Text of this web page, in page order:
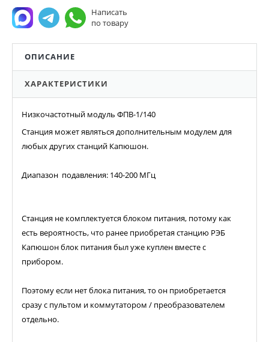
Написать
по товару
ОПИСАНИЕ
ХАРАКТЕРИСТИКИ
Низкочастотный модуль ФПВ-1/140
Станция может являться дополнительным модулем для
любых других станций Капюшон.
Диапазон подавления: 140-200 МГц
Станция не комплектуется блоком питания, потому как
есть вероятность, что ранее приобретая станцию РЭБ
Капюшон блок питания был уже куплен вместе с
прибором.
Поэтому если нет блока питания, то он приобретается
сразу с пультом и коммутатором / преобразователем
отдельно.